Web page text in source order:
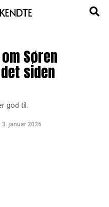
Søren
siden
god til.
3. januar 2026